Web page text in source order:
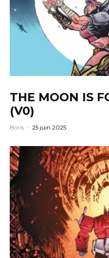
THE MOON IS
(V0)
Boris · 25 juin 2025